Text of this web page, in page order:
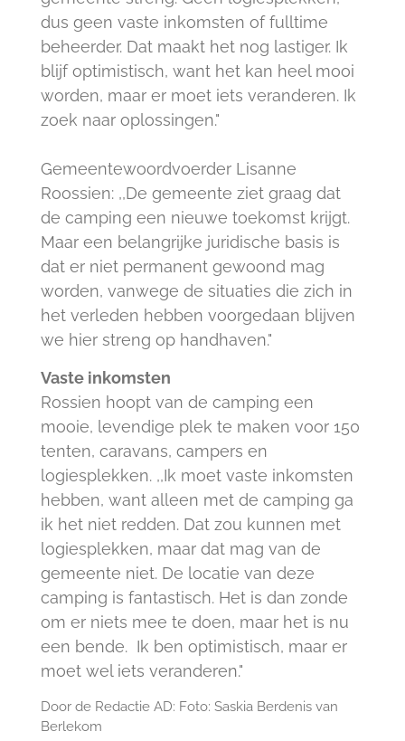
dus geen vaste inkomsten of fulltime
beheerder. Dat maakt het nog lastiger. Ik
blijf optimistisch, want het kan heel mooi
worden, maar er moet iets veranderen. Ik
zoek naar oplossingen."
Gemeentewoordvoerder Lisanne
Roossien: ,,De gemeente ziet graag dat
de camping een nieuwe toekomst krijgt.
Maar een belangrijke juridische basis is
dat er niet permanent gewoond mag
worden, vanwege de situaties die zich in
het verleden hebben voorgedaan blijven
we hier streng op handhaven."
Vaste inkomsten
Rossien hoopt van de camping een
mooie, levendige plek te maken voor 150
tenten, caravans, campers en
logiesplekken. ,,Ik moet vaste inkomsten
hebben, want alleen met de camping ga
ik het niet redden. Dat zou kunnen met
logiesplekken, maar dat mag van de
gemeente niet. De locatie van deze
camping is fantastisch. Het is dan zonde
om er niets mee te doen, maar het is nu
een bende. Ik ben optimistisch, maar er
moet wel iets veranderen."
Door de Redactie AD: Foto: Saskia Berdenis van
Berlekom